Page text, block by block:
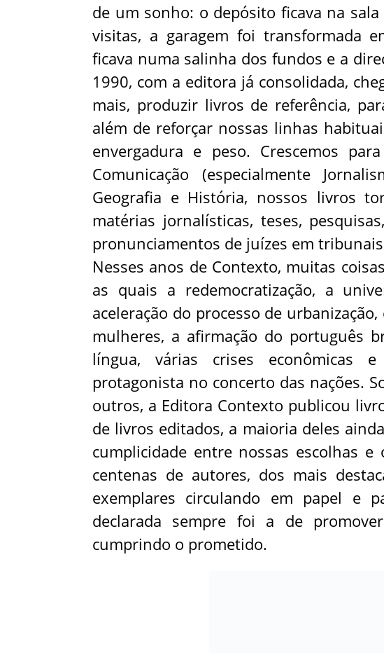
de um sonho: o depósito ficava na
visitas, a garagem foi transformada
ficava numa salinha dos fundos e a
1990, com a editora já consolidada,
mais, produzir livros de referência,
além de reforçar nossas linhas
envergadura e peso. Crescemos
Comunicação (especialmente
Geografia e História, nossos livros
matérias jornalísticas, teses,
pronunciamentos de juízes em
Nesses anos de Contexto, muitas
as quais a redemocratização, a
aceleração do processo de
mulheres, a afirmação do português
língua, várias crises econômicas
protagonista no concerto das nações.
outros, a Editora Contexto publicou
de livros editados, a maioria deles
cumplicidade entre nossas escolhas
centenas de autores, dos mais
exemplares circulando em papel e
declarada sempre foi a de
cumprindo o prometido.